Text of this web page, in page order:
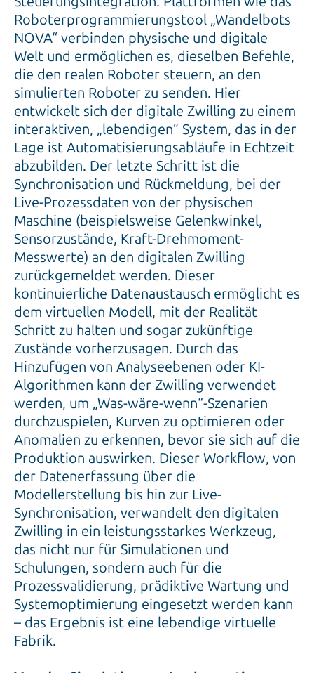
Roboterprogrammierungstool „Wandelbots
NOVA“ verbinden physische und digitale
Welt und ermöglichen es, dieselben Befehle,
die den realen Roboter steuern, an den
simulierten Roboter zu senden. Hier
entwickelt sich der digitale Zwilling zu einem
interaktiven, „lebendigen” System, das in der
Lage ist Automatisierungsabläufe in Echtzeit
abzubilden. Der letzte Schritt ist die
Synchronisation und Rückmeldung, bei der
Live-Prozessdaten von der physischen
Maschine (beispielsweise Gelenkwinkel,
Sensorzustände, Kraft-Drehmoment-
Messwerte) an den digitalen Zwilling
zurückgemeldet werden. Dieser
kontinuierliche Datenaustausch ermöglicht es
dem virtuellen Modell, mit der Realität
Schritt zu halten und sogar zukünftige
Zustände vorherzusagen. Durch das
Hinzufügen von Analyseebenen oder KI-
Algorithmen kann der Zwilling verwendet
werden, um „Was-wäre-wenn“-Szenarien
durchzuspielen, Kurven zu optimieren oder
Anomalien zu erkennen, bevor sie sich auf die
Produktion auswirken. Dieser Workflow, von
der Datenerfassung über die
Modellerstellung bis hin zur Live-
Synchronisation, verwandelt den digitalen
Zwilling in ein leistungsstarkes Werkzeug,
das nicht nur für Simulationen und
Schulungen, sondern auch für die
Prozessvalidierung, prädiktive Wartung und
Systemoptimierung eingesetzt werden kann
– das Ergebnis ist eine lebendige virtuelle
Fabrik.